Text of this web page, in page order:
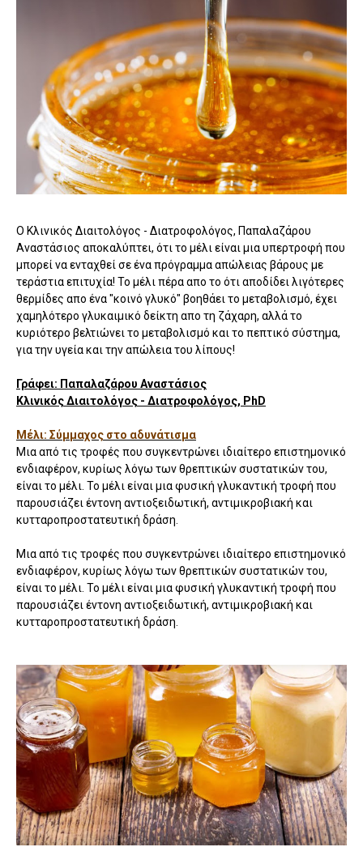
Ο Κλινικός Διαιτολόγος - Διατροφολόγος, Παπαλαζάρου
Αναστάσιος αποκαλύπτει, ότι το μέλι είναι μια υπερτροφή που
μπορεί να ενταχθεί σε ένα πρόγραμμα απώλειας βάρους με
τεράστια επιτυχία! Το μέλι πέρα απο το ότι αποδίδει λιγότερες
θερμίδες απο ένα "κοινό γλυκό" βοηθάει το μεταβολισμό, έχει
χαμηλότερο γλυκαιμικό δείκτη απο τη ζάχαρη, αλλά το
κυριότερο βελτιώνει το μεταβολισμό και το πεπτικό σύστημα,
για την υγεία και την απώλεια του λίπους!
Γράφει: Παπαλαζάρου Αναστάσιος
Κλινικός Διαιτολόγος - Διατροφολόγος, PhD
Μέλι: Σύμμαχος στο αδυνάτισμα
Μια από τις τροφές που συγκεντρώνει ιδιαίτερο επιστημονικό
ενδιαφέρον, κυρίως λόγω των θρεπτικών συστατικών του,
είναι το μέλι. Το μέλι είναι μια φυσική γλυκαντική τροφή που
παρουσιάζει έντονη αντιοξειδωτική, αντιμικροβιακή και
κυτταροπροστατευτική δράση.
Μια από τις τροφές που συγκεντρώνει ιδιαίτερο επιστημονικό
ενδιαφέρον, κυρίως λόγω των θρεπτικών συστατικών του,
είναι το μέλι. Το μέλι είναι μια φυσική γλυκαντική τροφή που
παρουσιάζει έντονη αντιοξειδωτική, αντιμικροβιακή και
κυτταροπροστατευτική δράση.